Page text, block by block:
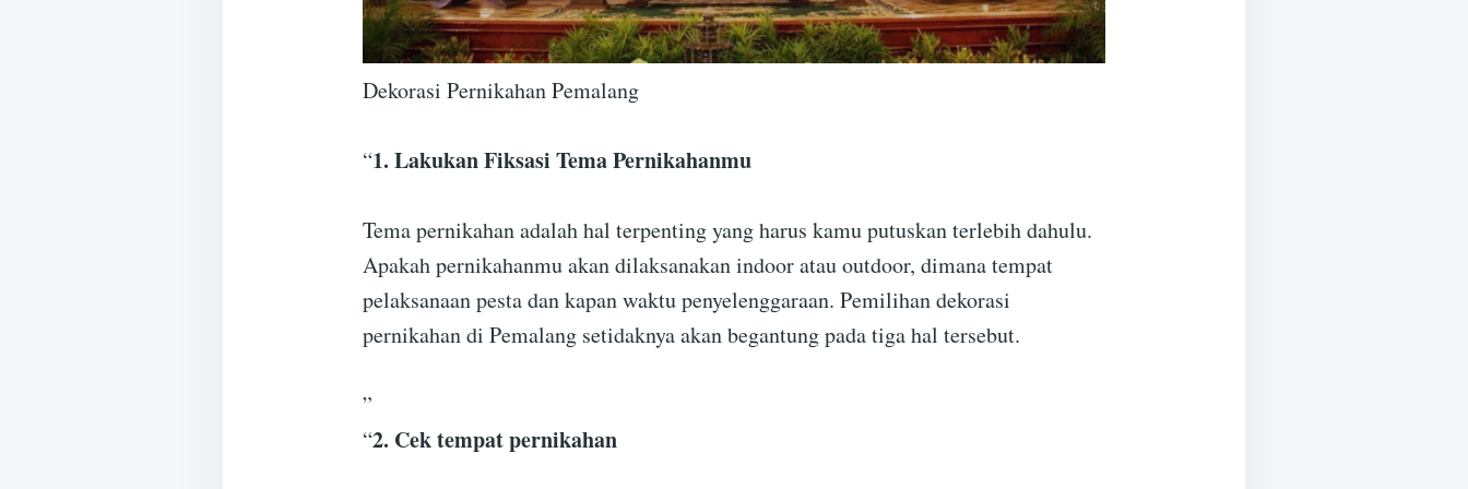
Dekorasi Pernikahan Pemalang
“1. Lakukan Fiksasi Tema Pernikahanmu
Tema pernikahan adalah hal terpenting yang harus kamu putuskan terlebih dahulu.
Apakah pernikahanmu akan dilaksanakan indoor atau outdoor, dimana tempat
pelaksanaan pesta dan kapan waktu penyelenggaraan. Pemilihan dekorasi
pernikahan di Pemalang setidaknya akan begantung pada tiga hal tersebut.
”
“2. Cek tempat pernikahan